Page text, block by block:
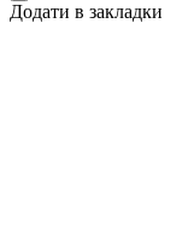
Додати в закладки